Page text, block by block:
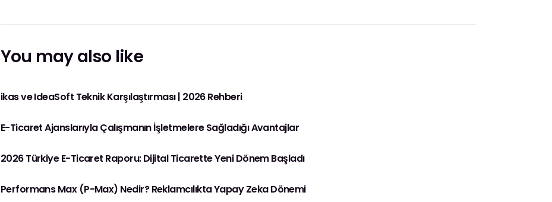
You may also like
ikas ve IdeaSoft Teknik Karşılaştırması | 2026 Rehberi
E-Ticaret Ajanslarıyla Çalışmanın İşletmelere Sağladığı Avantajlar
2026 Türkiye E-Ticaret Raporu: Dijital Ticarette Yeni Dönem Başladı
Performans Max (P-Max) Nedir? Reklamcılıkta Yapay Zeka Dönemi